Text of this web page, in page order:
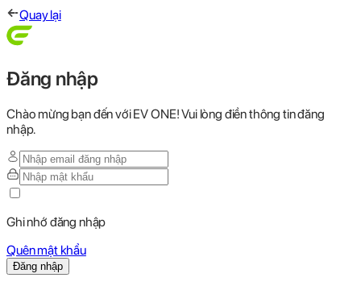
Quay lại
Đăng nhập
Chào mừng bạn đến với EV ONE! Vui lòng điền thông tin đăng
nhập.
Ghi nhớ đăng nhập
Quên mật khẩu
Đăng nhập